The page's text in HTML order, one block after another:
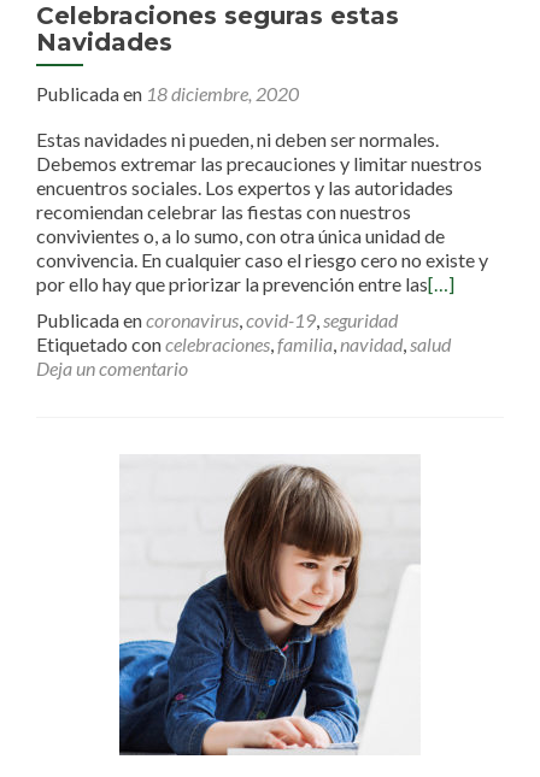
Celebraciones seguras estas
Navidades
Publicada en 18 diciembre, 2020
Estas navidades ni pueden, ni deben ser normales.
Debemos extremar las precauciones y limitar nuestros
encuentros sociales. Los expertos y las autoridades
recomiendan celebrar las fiestas con nuestros
convivientes o, a lo sumo, con otra única unidad de
convivencia. En cualquier caso el riesgo cero no existe y
por ello hay que priorizar la prevención entre las[…]
Publicada encoronavirus,covid-19,seguridad
Etiquetado concelebraciones,familia,navidad,salud
Deja un comentario